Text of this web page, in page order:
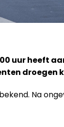
uur heeft
droegen
Na